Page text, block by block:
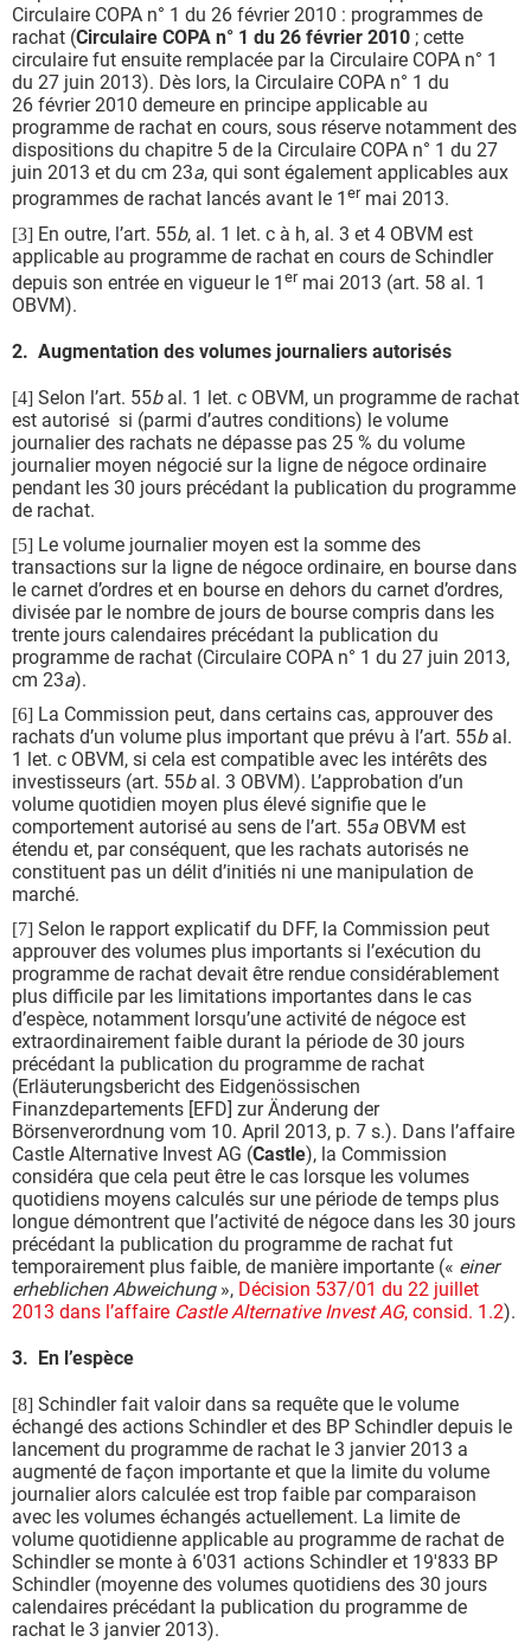
Circulaire COPA n° 1 du 26 février 2010 : programmes de
rachat (Circulaire COPA n° 1 du 26 février 2010 ; cette
circulaire fut ensuite remplacée par la Circulaire COPA n° 1
du 27 juin 2013). Dès lors, la Circulaire COPA n° 1 du
26 février 2010 demeure en principe applicable au
programme de rachat en cours, sous réserve notamment des
dispositions du chapitre 5 de la Circulaire COPA n° 1 du 27
juin 2013 et du cm 23a, qui sont également applicables aux
programmes de rachat lancés avant le 1 er mai 2013.
[3] En outre, l’art. 55b, al. 1 let. c à h, al. 3 et 4 OBVM est
applicable au programme de rachat en cours de Schindler
depuis son entrée en vigueur le 1 ermai 2013 (art. 58 al. 1
OBVM).
2. Augmentation des volumes journaliers autorisés
[4] Selon l’art. 55bal. 1 let. c OBVM, un programme de rachat
est autorisé si (parmi d’autres conditions) le volume
journalier des rachats ne dépasse pas 25 % du volume
journalier moyen négocié sur la ligne de négoce ordinaire
pendant les 30 jours précédant la publication du programme
de rachat.
[5] Le volume journalier moyen est la somme des
transactions sur la ligne de négoce ordinaire, en bourse dans
le carnet d’ordres et en bourse en dehors du carnet d’ordres,
divisée par le nombre de jours de bourse compris dans les
trente jours calendaires précédant la publication du
programme de rachat (Circulaire COPA n° 1 du 27 juin 2013,
cm 23a).
[6] La Commission peut, dans certains cas, approuver des
rachats d’un volume plus important que prévu à l’art. 55bal.
1 let. c OBVM, si cela est compatible avec les intérêts des
investisseurs (art. 55bal. 3 OBVM). L’approbation d’un
volume quotidien moyen plus élevé signifie que le
comportement autorisé au sens de l’art. 55a OBVM est
étendu et, par conséquent, que les rachats autorisés ne
constituent pas un délit d’initiés ni une manipulation de
marché.
[7] Selon le rapport explicatif du DFF, la Commission peut
approuver des volumes plus importants si l’exécution du
programme de rachat devait être rendue considérablement
plus difficile par les limitations importantes dans le cas
d’espèce, notamment lorsqu’une activité de négoce est
extraordinairement faible durant la période de 30 jours
précédant la publication du programme de rachat
(Erläuterungsbericht des Eidgenössischen
Finanzdepartements [EFD] zur Änderung der
Börsenverordnung vom 10. April 2013, p. 7 s.). Dans l’affaire
Castle Alternative Invest AG (Castle), la Commission
considéra que cela peut être le cas lorsque les volumes
quotidiens moyens calculés sur une période de temps plus
longue démontrent que l’activité de négoce dans les 30 jours
précédant la publication du programme de rachat fut
temporairement plus faible, de manière importante (« einer
erheblichen Abweichung», Décision 537/01 du 22 juillet
2013 dans l’affaire Castle Alternative Invest AG, consid. 1.2).
3. En l’espèce
[8] Schindler fait valoir dans sa requête que le volume
échangé des actions Schindler et des BP Schindler depuis le
lancement du programme de rachat le 3 janvier 2013 a
augmenté de façon importante et que la limite du volume
journalier alors calculée est trop faible par comparaison
avec les volumes échangés actuellement. La limite de
volume quotidienne applicable au programme de rachat de
Schindler se monte à 6'031 actions Schindler et 19'833 BP
Schindler (moyenne des volumes quotidiens des 30 jours
calendaires précédant la publication du programme de
rachat le 3 janvier 2013).